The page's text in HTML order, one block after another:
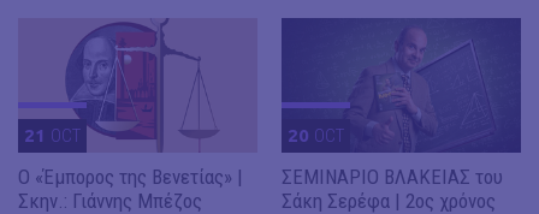
21 OCT
Ο «Έμπορος της Βενετίας» |
Σκην.: Γιάννης Μπέζος
20 OCT
ΣΕΜΙΝΑΡΙΟ ΒΛΑΚΕΙΑΣ του
Σάκη Σερέφα | 2ος χρόνος